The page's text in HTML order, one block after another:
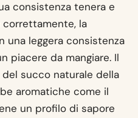
consistenza tenera e
la
una leggera consistenza
piacere da mangiare. Il
succo naturale della
aromatiche come il
un profilo di sapore